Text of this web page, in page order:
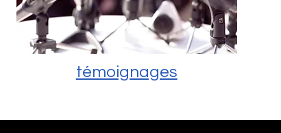
témoignages